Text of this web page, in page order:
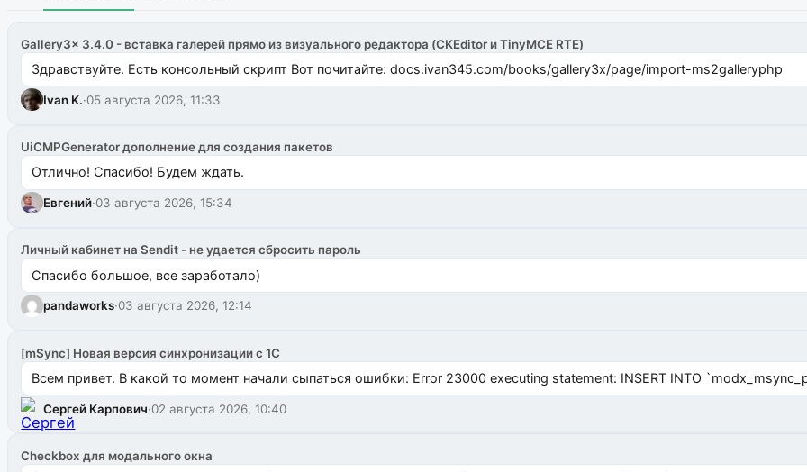
Gallery3x 3.4.0 - вставка галерей прямо из визуального редактора (CKEditor и TinyMCE RTE)
Здравствуйте. Есть консольный скрипт Вот почитайте: docs.ivan345.com/books/gallery3x/page/import-ms2galleryphp
Ivan K.·05 августа 2026, 11:33
UiCMPGenerator дополнение для создания пакетов
Отлично! Спасибо! Будем ждать.
Евгений·03 августа 2026, 15:34
Личный кабинет на Sendit - не удается сбросить пароль
Спасибо большое, все заработало)
pandaworks·03 августа 2026, 12:14
[mSync] Новая версия синхронизации с 1С
Всем привет. В какой то момент начали сыпаться ошибки: Error 23000 executing statement: INSERT INTO
Сергей Карпович·02 августа 2026, 10:40
Checkbox для модального окна